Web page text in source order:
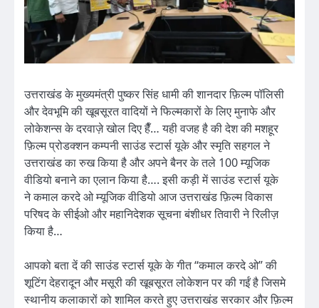
उत्तराखंड के मुख्यमंत्री पुष्कर सिंह धामी की शानदार फ़िल्म पॉलिसी
और देवभूमि की खूबसूरत वादियों ने फिल्मकारों के लिए मुनाफे और
लोकेशन्स के दरवाज़े खोल दिए हैँ… यही वजह है की देश की मशहूर
फ़िल्म प्रोडक्शन कम्पनी साउंड स्टार्स यूके और स्मृति सहगल ने
उत्तराखंड का रुख किया है और अपने बैनर के तले 100 म्यूजिक
वीडियो बनाने का एलान किया है…. इसी कड़ी में साउंड स्टार्स यूके
ने कमाल करदे ओ म्यूजिक वीडियो आज उत्तराखंड फ़िल्म विकास
परिषद के सीईओ और महानिदेशक सूचना बंशीधर तिवारी ने रिलीज़
किया है…
आपको बता दें की साउंड स्टार्स यूके के गीत “कमाल करदे ओ” की
शूटिंग देहरादून और मसूरी की खूबसूरत लोकेशन पर की गईं है जिसमे
स्थानीय कलाकारों को शामिल करते हुए उत्तराखंड सरकार और फ़िल्म